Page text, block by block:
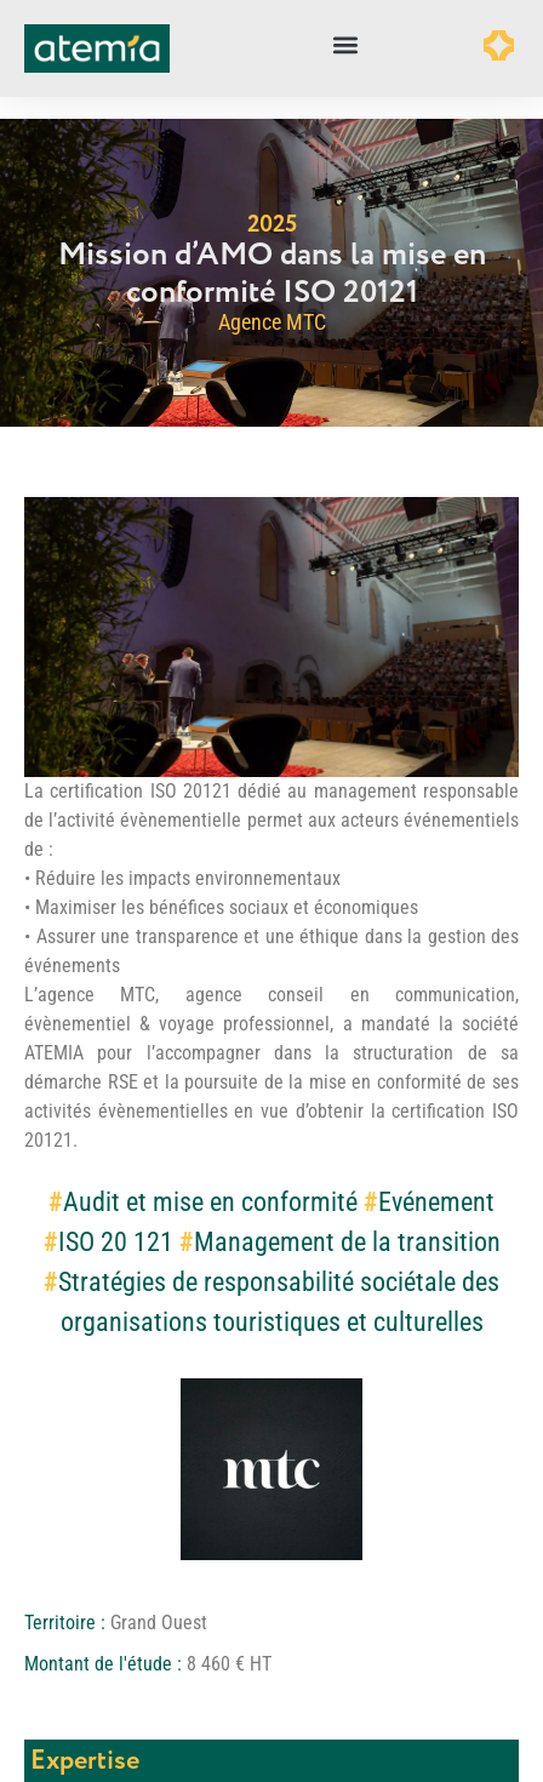
2025
Mission d’AMO dans la mise en
conformité ISO 20121
Agence MTC
©mtc
La certification ISO 20121 dédié au management responsable
de l’activité évènementielle permet aux acteurs événementiels
de :
• Réduire les impacts environnementaux
• Maximiser les bénéfices sociaux et économiques
• Assurer une transparence et une éthique dans la gestion des
événements
L’agence MTC, agence conseil en communication,
évènementiel & voyage professionnel, a mandaté la société
ATEMIA pour l’accompagner dans la structuration de sa
démarche RSE et la poursuite de la mise en conformité de ses
activités évènementielles en vue d’obtenir la certification ISO
20121.
#Audit et mise en conformité #Evénement
#ISO 20 121 #Management de la transition
#Stratégies de responsabilité sociétale des
organisations touristiques et culturelles
Territoire : Grand Ouest
Montant de l'étude : 8 460 € HT
Expertise